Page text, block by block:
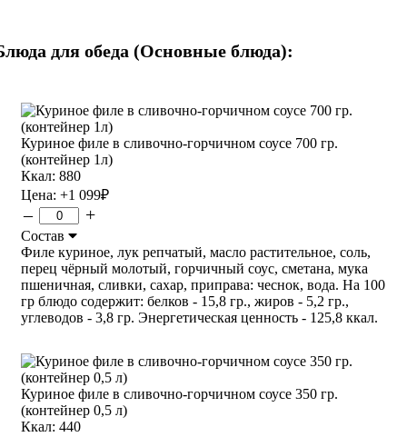
для обеда (Основные блюда):
Куриное филе в сливочно-горчичном соусе 700 гр.
(контейнер 1л)
Ккал: 880
Цена: +1 099₽
– +
Состав
Филе куриное, лук репчатый, масло растительное, соль,
перец чёрный молотый, горчичный соус, сметана, мука
пшеничная, сливки, сахар, приправа: чеснок, вода. На 100
гр блюдо содержит: белков - 15,8 гр., жиров - 5,2 гр.,
углеводов - 3,8 гр. Энергетическая ценность - 125,8 ккал.
Куриное филе в сливочно-горчичном соусе 350 гр.
(контейнер 0,5 л)
Ккал: 440